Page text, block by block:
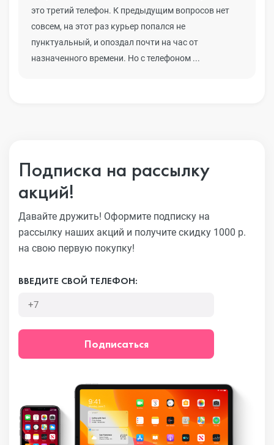
это третий телефон. К предыдущим вопросов нет
совсем, на этот раз курьер попался не
пунктуальный, и опоздал почти на час от
назначенного времени. Но с телефоном ...
Подписка на рассылку
акций!
Давайте дружить! Оформите подписку на
рассылку наших акций и получите скидку 1000 р.
на свою первую покупку!
ВВЕДИТЕ СВОЙ ТЕЛЕФОН:
Подписаться